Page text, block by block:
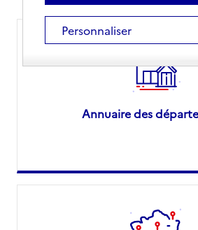
Annuaire des
Personnaliser